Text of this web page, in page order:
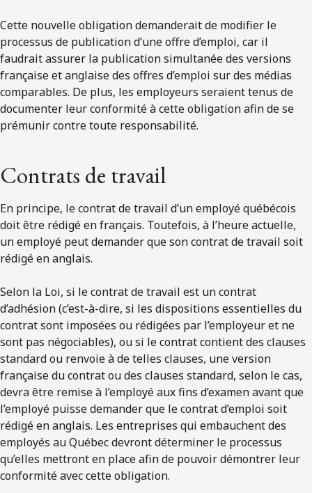
Cette nouvelle obligation demanderait de modifier le
processus de publication d’une offre d’emploi, car il
faudrait assurer la publication simultanée des versions
française et anglaise des offres d’emploi sur des médias
comparables. De plus, les employeurs seraient tenus de
documenter leur conformité à cette obligation afin de se
prémunir contre toute responsabilité.
Contrats de travail
En principe, le contrat de travail d’un employé québécois
doit être rédigé en français. Toutefois, à l’heure actuelle,
un employé peut demander que son contrat de travail soit
rédigé en anglais.
Selon la Loi, si le contrat de travail est un contrat
d’adhésion (c’est-à-dire, si les dispositions essentielles du
contrat sont imposées ou rédigées par l’employeur et ne
sont pas négociables), ou si le contrat contient des clauses
standard ou renvoie à de telles clauses, une version
française du contrat ou des clauses standard, selon le cas,
devra être remise à l’employé aux fins d’examen avant que
l’employé puisse demander que le contrat d’emploi soit
rédigé en anglais. Les entreprises qui embauchent des
employés au Québec devront déterminer le processus
qu’elles mettront en place afin de pouvoir démontrer leur
conformité avec cette obligation.